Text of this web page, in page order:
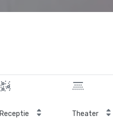
Receptie Theater